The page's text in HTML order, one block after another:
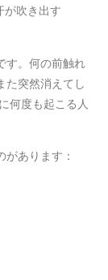
が吹き出す
す。何の前触れ
た突然消えてし
何度も起こる人
あります：